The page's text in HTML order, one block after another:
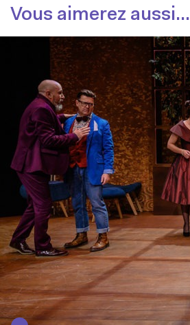
Vous aimerez aussi...